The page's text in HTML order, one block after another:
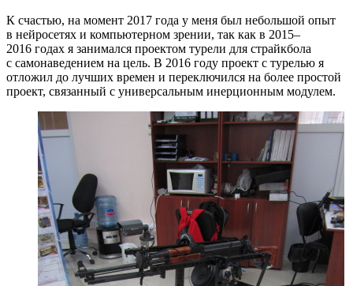
К счастью, на момент 2017 года у меня был небольшой опыт
в нейросетях и компьютерном зрении, так как в 2015–
2016 годах я занимался проектом турели для страйкбола
с самонаведением на цель. В 2016 году проект с турелью я
отложил до лучших времен и переключился на более простой
проект, связанный с универсальным инерционным модулем.